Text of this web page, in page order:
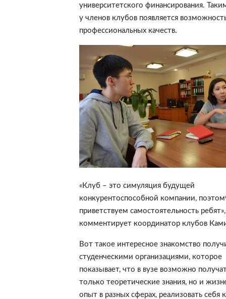
университетского финансирования.
у членов клубов появляется
профессиональных качеств.
«Клуб – это симуляция будущей
конкурентоспособной компании,
приветствуем самостоятельность
комментирует координатор клубов
Вот такое интересное знакомство
студенческими организациями, которое
показывает, что в вузе возможно
только теоретические знания, но и
опыт в разных сферах, реализовать себя